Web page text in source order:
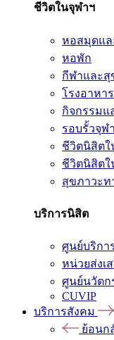
ชีวิตในจุฬาฯ
หอสมุดแล
หอพัก
กีฬาและ
โรงอาหา
กิจกรรมแ
รอบรั้วจุฬ
ชีวิตนิสิตใ
ชีวิตนิสิตใ
สุขภาวะท
บริการนิสิต
ศูนย์บริกา
หน่วยส่งเ
ศูนย์นวัตก
CUVIP
บริการสังคม
ย้อนก